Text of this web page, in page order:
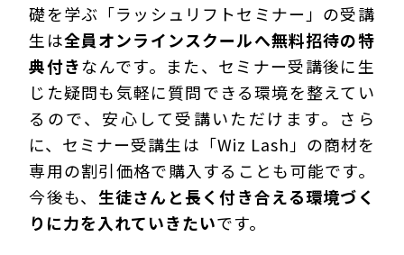
礎を学ぶ「ラッシュリフトセミナー」の受講
生は全員オンラインスクールへ無料招待の特
典付きなんです。また、セミナー受講後に生
じた疑問も気軽に質問できる環境を整えてい
るので、安心して受講いただけます。さら
に、セミナー受講生は「Wiz Lash」の商材を
専用の割引価格で購入することも可能です。
今後も、 生徒さんと長く付き合える環境づく
りに力を入れていきたいです。